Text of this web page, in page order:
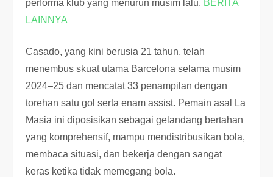
performa klub yang menurun musim lalu. BERITA
LAINNYA
Casado, yang kini berusia 21 tahun, telah
menembus skuat utama Barcelona selama musim
2024–25 dan mencatat 33 penampilan dengan
torehan satu gol serta enam assist. Pemain asal La
Masia ini diposisikan sebagai gelandang bertahan
yang komprehensif, mampu mendistribusikan bola,
membaca situasi, dan bekerja dengan sangat
keras ketika tidak memegang bola.